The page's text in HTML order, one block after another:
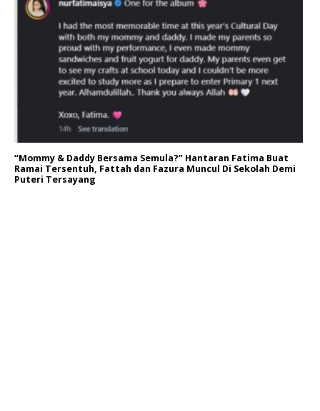
“Mommy & Daddy Bersama Semula?” Hantaran Fatima Buat
Ramai Tersentuh, Fattah dan Fazura Muncul Di Sekolah Demi
Puteri Tersayang